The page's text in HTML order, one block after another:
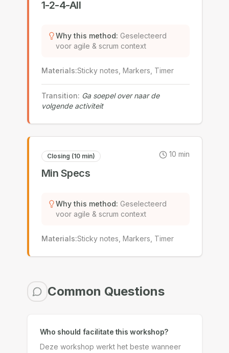
1-2-4-All
Why this method: Geselecteerd
voor agile & scrum context
Materials:Sticky notes, Markers, Timer
Transition: Ga soepel over naar de
volgende activiteit
Closing (10 min)
Min Specs
10 min
Why this method: Geselecteerd
voor agile & scrum context
Materials:Sticky notes, Markers, Timer
Common Questions
Who should facilitate this workshop?
Deze workshop werkt het beste wanneer